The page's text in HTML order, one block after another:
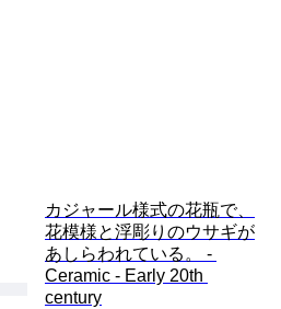
カジャール様式の花瓶で、
花模様と浮彫りのウサギが
あしらわれている。 -
Ceramic - Early 20th
century